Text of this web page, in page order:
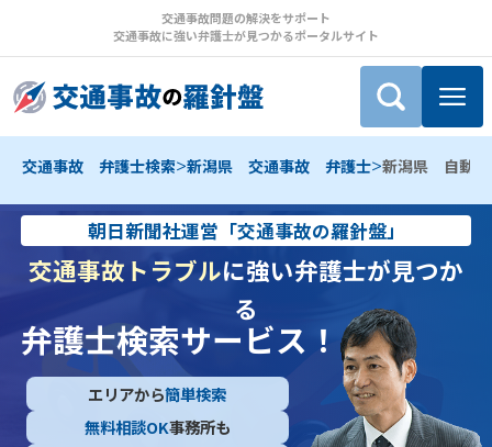
交通事故問題の解決をサポート
交通事故に強い弁護士が見つかるポータルサイト
交通事故 弁護士検索>新潟県 交通事故 弁護士>新潟県 自動
朝日新聞社運営「交通事故の羅針盤」
交通事故トラブルに強い弁護士が見つか
る
弁護士検索サービス！
エリアから簡単検索
無料相談OK事務所も